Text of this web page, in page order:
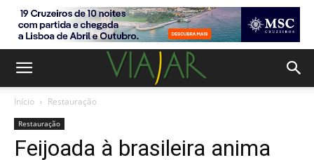
Início Restauração
Restauração
Feijoada à brasileira anima